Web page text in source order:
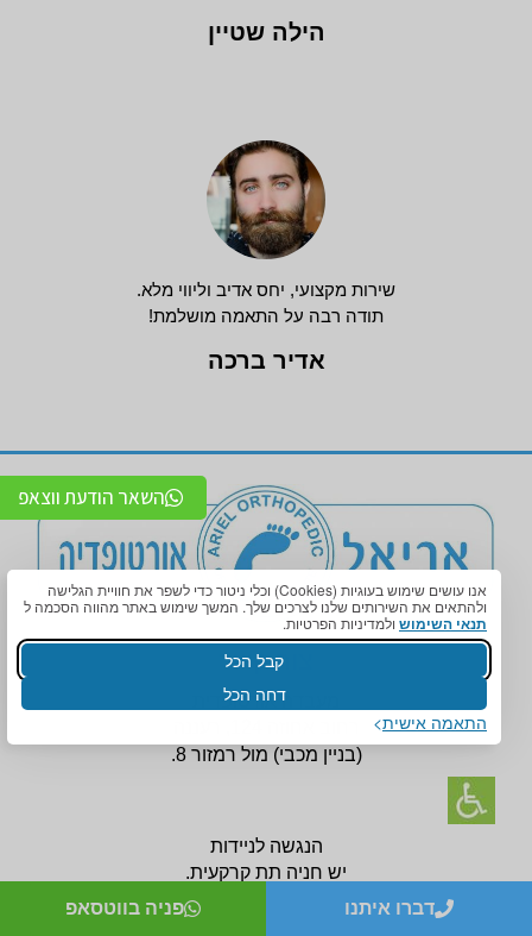
אנו עושים שימוש בעוגיות (Cookies) וכלי ניטור כדי לשפר את חוויית הגלישה
ולהתאים את השירותים שלנו לצרכים שלך. המשך שימוש באתר מהווה הסכמה ל
תנאי השימוש ולמדיניות הפרטיות.
קבל הכל
דחה הכל
התאמה אישית
הילה שטיין
שירות מקצועי, יחס אדיב וליווי מלא.
תודה רבה על התאמה מושלמת!
אדיר ברכה
צור קשר
מעבדה אורטופדית
(בניין מכבי) מול רמזור 8.
הנגשה לניידות
יש חניה תת קרקעית.
09-7456772
השאר הודעת ווצאפ
דברו איתנו פניה בווטסאפ